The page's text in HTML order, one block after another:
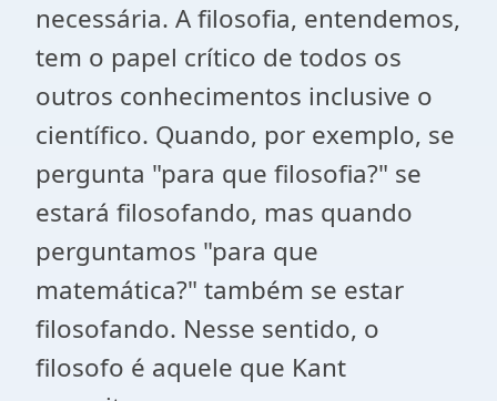
necessária. A filosofia, entendemos,
tem o papel crítico de todos os
outros conhecimentos inclusive o
científico. Quando, por exemplo, se
pergunta "para que filosofia?" se
estará filosofando, mas quando
perguntamos "para que
matemática?" também se estar
filosofando. Nesse sentido, o
filosofo é aquele que Kant